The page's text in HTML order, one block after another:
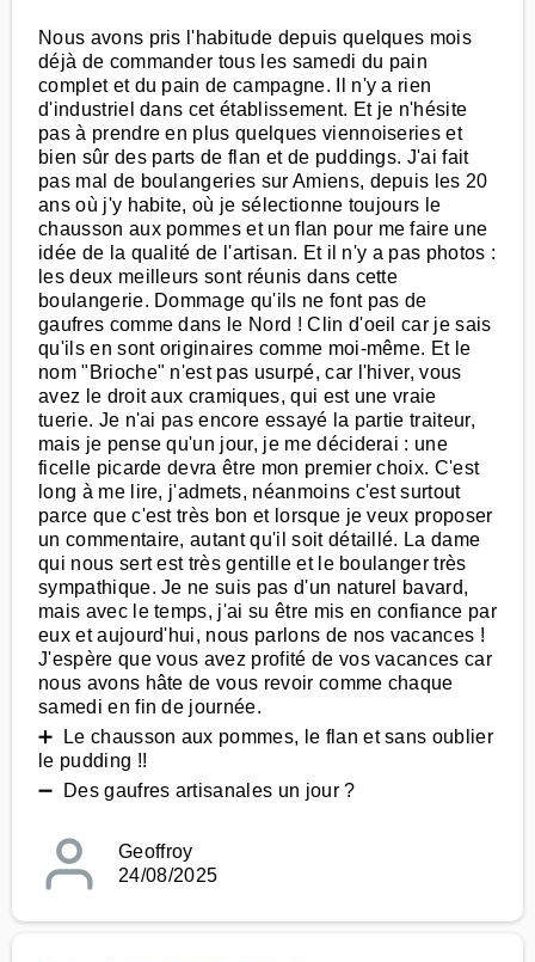
Nous avons pris l'habitude depuis quelques mois
déjà de commander tous les samedi du pain
complet et du pain de campagne. Il n'y a rien
d'industriel dans cet établissement. Et je n'hésite
pas à prendre en plus quelques viennoiseries et
bien sûr des parts de flan et de puddings. J'ai fait
pas mal de boulangeries sur Amiens, depuis les 20
ans où j'y habite, où je sélectionne toujours le
chausson aux pommes et un flan pour me faire une
idée de la qualité de l'artisan. Et il n'y a pas photos :
les deux meilleurs sont réunis dans cette
boulangerie. Dommage qu'ils ne font pas de
gaufres comme dans le Nord ! Clin d'oeil car je sais
qu'ils en sont originaires comme moi-même. Et le
nom "Brioche" n'est pas usurpé, car l'hiver, vous
avez le droit aux cramiques, qui est une vraie
tuerie. Je n'ai pas encore essayé la partie traiteur,
mais je pense qu'un jour, je me déciderai : une
ficelle picarde devra être mon premier choix. C'est
long à me lire, j'admets, néanmoins c'est surtout
parce que c'est très bon et lorsque je veux proposer
un commentaire, autant qu'il soit détaillé. La dame
qui nous sert est très gentille et le boulanger très
sympathique. Je ne suis pas d'un naturel bavard,
mais avec le temps, j'ai su être mis en confiance par
eux et aujourd'hui, nous parlons de nos vacances !
J'espère que vous avez profité de vos vacances car
nous avons hâte de vous revoir comme chaque
samedi en fin de journée.
➕ Le chausson aux pommes, le flan et sans oublier
le pudding !!
➖ Des gaufres artisanales un jour ?
Geoffroy
24/08/2025